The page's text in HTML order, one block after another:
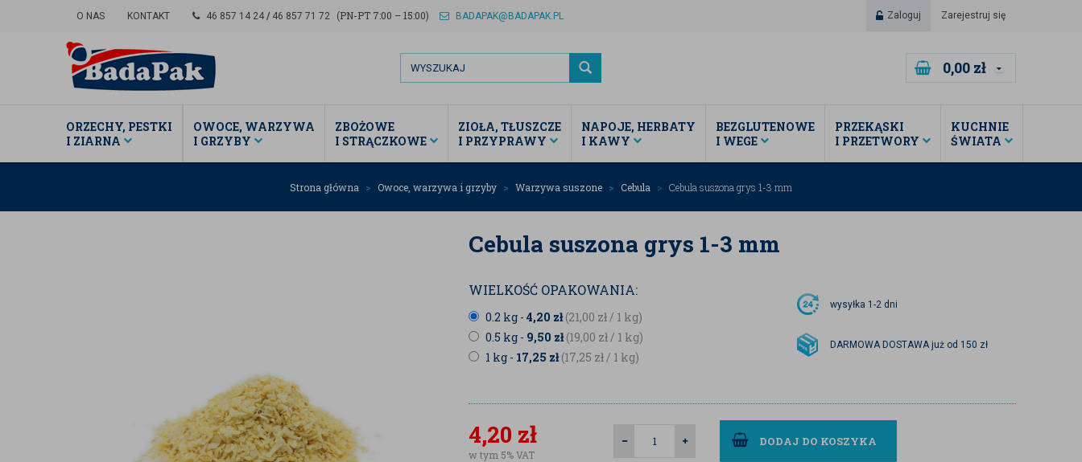
O NAS KONTAKT 46 857 14 24 / 46 857 71 72 (PN-PT 7:00 – 15:00) BADAPAK@BADAPAK.PL Zaloguj Zarejestruj się
0,00 zł
ORZECHY, PESTKI
I ZIARNA
OWOCE, WARZYWA
I GRZYBY
ZBOŻOWE
I STRĄCZKOWE
ZIOŁA, TŁUSZCZE
I PRZYPRAWY
NAPOJE, HERBATY
I KAWY
BEZGLUTENOWE
I WEGE
PRZEKĄSKI
I PRZETWORY
KUCHNIE
ŚWIATA
Strona główna Owoce, warzywa i grzyby Warzywa suszone Cebula Cebula suszona grys 1-3 mm
Cebula suszona grys 1-3 mm
WIELKOŚĆ OPAKOWANIA:
0.2 kg - 4,20 zł(21,00 zł/ 1 kg)
0.5 kg - 9,50 zł(19,00 zł/ 1 kg)
1 kg - 17,25 zł(17,25 zł/ 1 kg)
wysyłka 1-2 dni
DARMOWA DOSTAWA już od 150 zł
4,20 zł
w tym 5% VAT
DODAJ DO KOSZYKA